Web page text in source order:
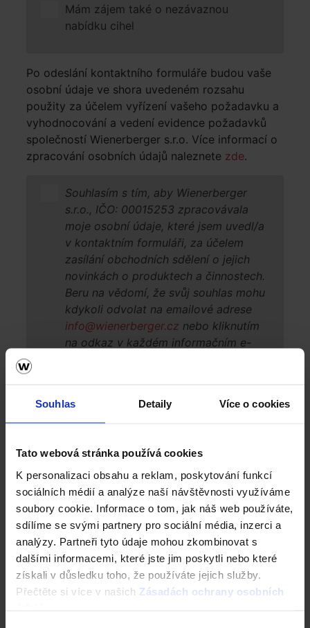
Souhlas Detaily Více o cookies
Tato webová stránka používá cookies
K personalizaci obsahu a reklam, poskytování funkcí
sociálních médií a analýze naší návštěvnosti využíváme
soubory cookie. Informace o tom, jak náš web používáte,
sdílíme se svými partnery pro sociální média, inzerci a
analýzy. Partneři tyto údaje mohou zkombinovat s
dalšími informacemi, které jste jim poskytli nebo které
získali v důsledku toho, že používáte jejich služby.
Přečtěte si více v našich Zásadách ochrany osobních
Výhody pálených tašek Tondach
Tondach podporujepořádné rekonstrukce střechy, a proto